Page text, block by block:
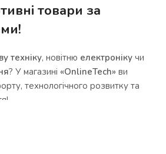
товари за
техніку, новітню електроніку чи
? У магазині «OnlineTech» ви
технологічного розвитку та